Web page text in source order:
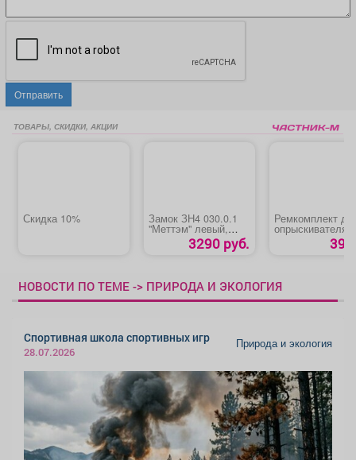
Отправить
ТОВАРЫ, СКИДКИ, АКЦИИ
Скидка 10% Замок ЗН4 030.0.1
"Меттэм" левый,
3290 руб.
Ремкомплект
опрыскивателя
«ОП-207/ОП-209
39
НОВОСТИ ПО ТЕМЕ -> ПРИРОДА И ЭКОЛОГИЯ
Спортивная школа спортивных игр
28.07.2026
Природа и экология